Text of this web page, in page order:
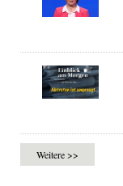
Weitere >>